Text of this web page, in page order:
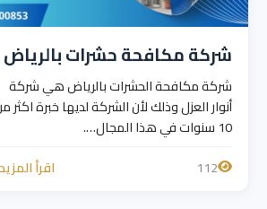
شركة مكافحة حشرات بالرياض
شركة مكافحة الحشرات بالرياض هي شركة
أنوار العزل وذلك لأن الشركة لديها خبرة اكثر
10 سنوات في هذا المجال….
112
اقرأ المزيد